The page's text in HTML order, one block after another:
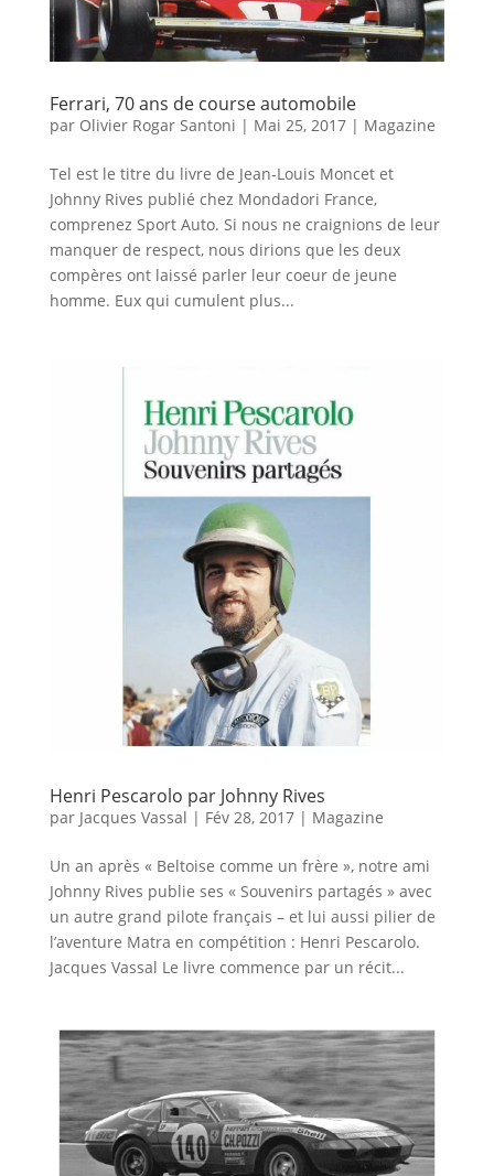
Ferrari, 70 ans de course automobile
par Olivier Rogar Santoni | Mai 25, 2017| Magazine
Tel est le titre du livre de Jean-Louis Moncet et
Johnny Rives publié chez Mondadori France,
comprenez Sport Auto. Si nous ne craignions de leur
manquer de respect, nous dirions que les deux
compères ont laissé parler leur coeur de jeune
homme. Eux qui cumulent plus...
Henri Pescarolo par Johnny Rives
par Jacques Vassal | Fév 28, 2017| Magazine
Un an après « Beltoise comme un frère », notre ami
Johnny Rives publie ses « Souvenirs partagés » avec
un autre grand pilote français – et lui aussi pilier de
l’aventure Matra en compétition : Henri Pescarolo.
Jacques Vassal Le livre commence par un récit...